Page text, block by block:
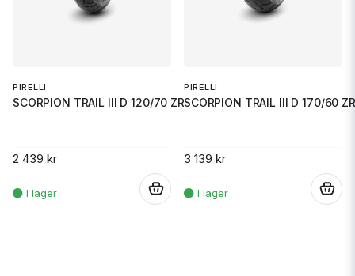
PIRELLI
SCORPION TRAIL III D 120/70 ZR
2 439 kr
PIRELLI
SCORPION TRAIL III D 170/60 ZR
3 139 kr